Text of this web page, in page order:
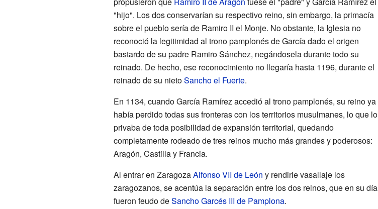
"hijo". Los dos conservarían su respectivo reino, sin embargo, la primacía
sobre el pueblo sería de Ramiro II el Monje. No obstante, la Iglesia no
reconoció la legitimidad al trono pamplonés de García dado el origen
bastardo de su padre Ramiro Sánchez, negándosela durante todo su
reinado. De hecho, ese reconocimiento no llegaría hasta 1196, durante el
reinado de su nietoSancho el Fuerte.
En 1134, cuando García Ramírez accedió al trono pamplonés, su reino ya
había perdido todas sus fronteras con los territorios musulmanes, lo que lo
privaba de toda posibilidad de expansión territorial, quedando
completamente rodeado de tres reinos mucho más grandes y poderosos:
Aragón, Castilla y Francia.
Al entrar en ZaragozaAlfonso VII de León y rendirle vasallaje los
zaragozanos, se acentúa la separación entre los dos reinos, que en su día
fueron feudo deSancho Garcés III de Pamplona.